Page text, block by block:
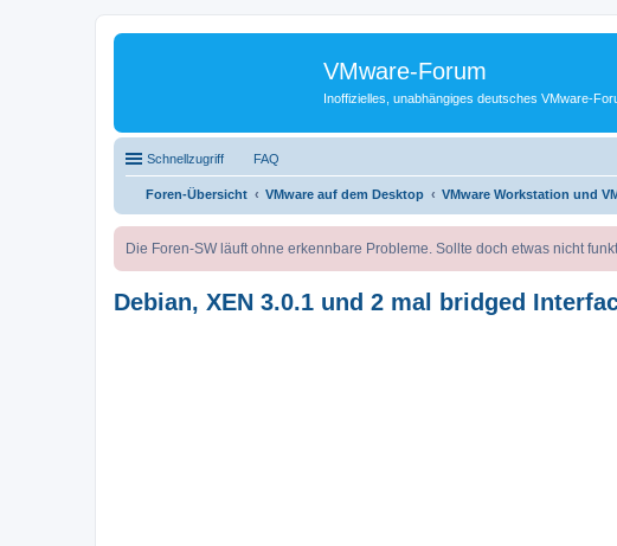
VMware-Forum
Inoffizielles, unabhängiges deutsches VMware-
Schnellzugriff FAQ
Foren-Übersicht VMware auf dem Desktop VMware Workstation und
Die Foren-SW läuft ohne erkennbare Probleme. Sollte doch etwas nicht
Debian, XEN 3.0.1 und 2 mal bridged